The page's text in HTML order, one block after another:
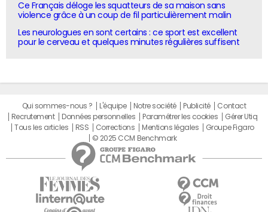
Ce Français déloge les squatteurs de sa maison sans
violence grâce à un coup de fil particulièrement malin
Les neurologues en sont certains : ce sport est excellent
pour le cerveau et quelques minutes régulières suffisent
Qui sommes-nous ? L'équipe Notre société Publicité
Contact
Recrutement
Données personnelles Paramétrer les cookies
Gérer Utiq
Tous les articles
RSS Corrections Mentions légales
Groupe Figaro
© 2025 CCM Benchmark